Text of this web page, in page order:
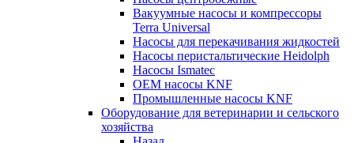
Вакуумные насосы и компрессоры
Terra Universal
Насосы для перекачивания жидкостей
Насосы перистальтические Heidolph
Насосы Ismatec
OEM насосы KNF
Промышленные насосы KNF
Оборудование для ветеринарии и сельского
хозяйства